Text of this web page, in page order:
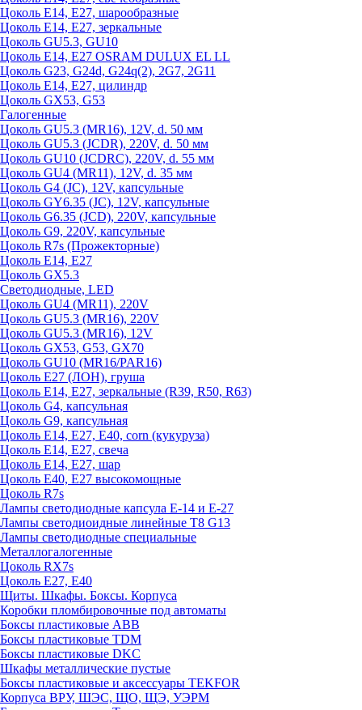
Цоколь Е14, Е27, шарообразные
Цоколь Е14, Е27, зеркальные
Цоколь GU5.3, GU10
Цоколь Е14, Е27 OSRAM DULUX EL LL
Цоколь G23, G24d, G24q(2), 2G7, 2G11
Цоколь Е14, Е27, цилиндр
Цоколь GX53, G53
Галогенные
Цоколь GU5.3 (MR16), 12V, d. 50 мм
Цоколь GU5.3 (JCDR), 220V, d. 50 мм
Цоколь GU10 (JCDRC), 220V, d. 55 мм
Цоколь GU4 (MR11), 12V, d. 35 мм
Цоколь G4 (JC), 12V, капсульные
Цоколь GY6.35 (JC), 12V, капсульные
Цоколь G6.35 (JCD), 220V, капсульные
Цоколь G9, 220V, капсульные
Цоколь R7s (Прожекторные)
Цоколь E14, E27
Цоколь GX5.3
Светодиодные, LED
Цоколь GU4 (MR11), 220V
Цоколь GU5.3 (MR16), 220V
Цоколь GU5.3 (MR16), 12V
Цоколь GX53, G53, GX70
Цоколь GU10 (MR16/PAR16)
Цоколь Е27 (ЛОН), груша
Цоколь Е14, Е27, зеркальные (R39, R50, R63)
Цоколь G4, капсульная
Цоколь G9, капсульная
Цоколь Е14, Е27, Е40, corn (кукуруза)
Цоколь Е14, Е27, свеча
Цоколь Е14, Е27, шар
Цоколь Е40, Е27 высокомощные
Цоколь R7s
Лампы светодиодные капсула Е-14 и Е-27
Лампы светодиоидные линейные T8 G13
Лампы светодиодные специальные
Металлогалогенные
Цоколь RX7s
Цоколь Е27, E40
Щиты. Шкафы. Боксы. Корпуса
Коробки пломбировочные под автоматы
Боксы пластиковые ABB
Боксы пластиковые TDM
Боксы пластиковые DKC
Шкафы металлические пустые
Боксы пластиковые и аксессуары TEKFOR
Корпуса ВРУ, ШЭС, ЩО, ЩЭ, УЭРМ